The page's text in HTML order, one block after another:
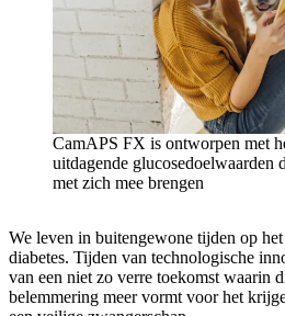
CamAPS FX is ontworpen met
uitdagende glucosedoelwaarden
met zich mee brengen
We leven in buitengewone tijden op
diabetes. Tijden van technologische
van een niet zo verre toekomst waarin
belemmering meer vormt voor het